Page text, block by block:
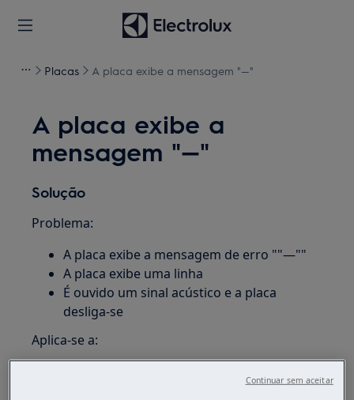
Placas A placa exibe a mensagem "—"
A placa exibe a
mensagem "—"
Solução
Problema:
A placa exibe a mensagem de erro ""—""
A placa exibe uma linha
É ouvido um sinal acústico e a placa
desliga-se
Aplica-se a:
fogão de instalação livre com placa elétrica
Continuar sem aceitar